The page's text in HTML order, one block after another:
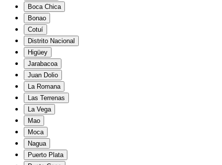
Boca Chica
Bonao
Cotuí
Distrito Nacional
Higüey
Jarabacoa
Juan Dolio
La Romana
Las Terrenas
La Vega
Mao
Moca
Nagua
Puerto Plata